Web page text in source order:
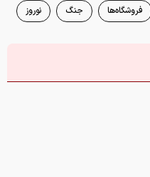
فروشگاه‌ها جنگ نوروز